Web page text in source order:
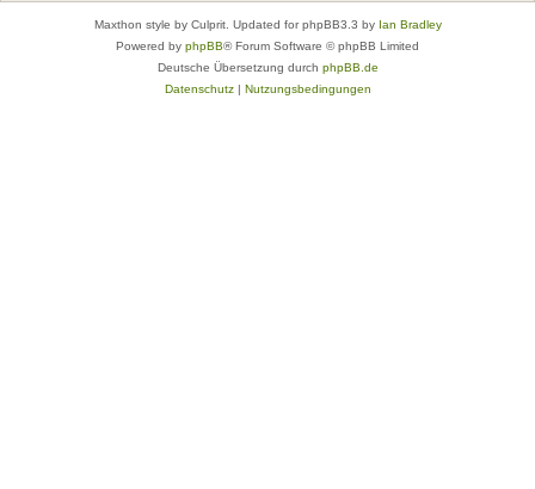
Maxthon style by Culprit. Updated for phpBB3.3 by Ian Bradley
Powered by phpBB® Forum Software © phpBB Limited
Deutsche Übersetzung durch phpBB.de
Datenschutz| Nutzungsbedingungen